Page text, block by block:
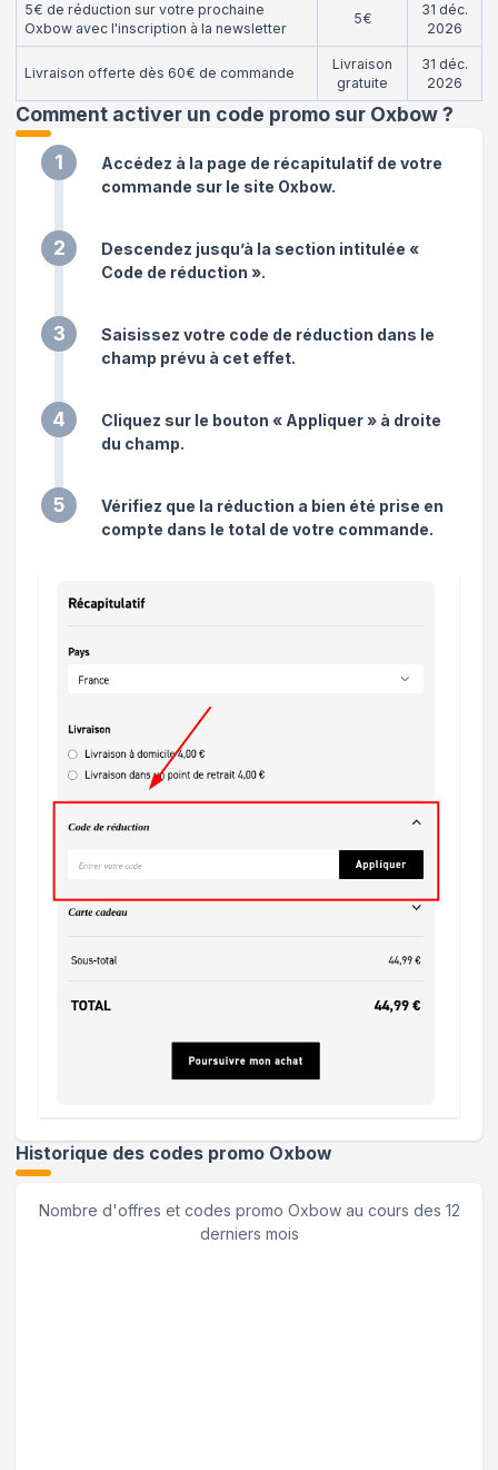
5€ de réduction sur votre prochaine
Oxbow avec l'inscription à la newsletter
5€
31 déc.
2026
Livraison offerte dès 60€ de commande
Livraison
gratuite
31 déc.
2026
Comment activer un code promo sur Oxbow?
1
Accédez à la page de récapitulatif de votre
commande sur le site Oxbow.
2
Descendez jusqu’à la section intitulée «
Code de réduction ».
3
Saisissez votre code de réduction dans le
champ prévu à cet effet.
4
Cliquez sur le bouton « Appliquer » à droite
du champ.
5
Vérifiez que la réduction a bien été prise en
compte dans le total de votre commande.
Historique des codes promo Oxbow
Nombre d'offres et codes promo Oxbowau cours des 12
derniers mois